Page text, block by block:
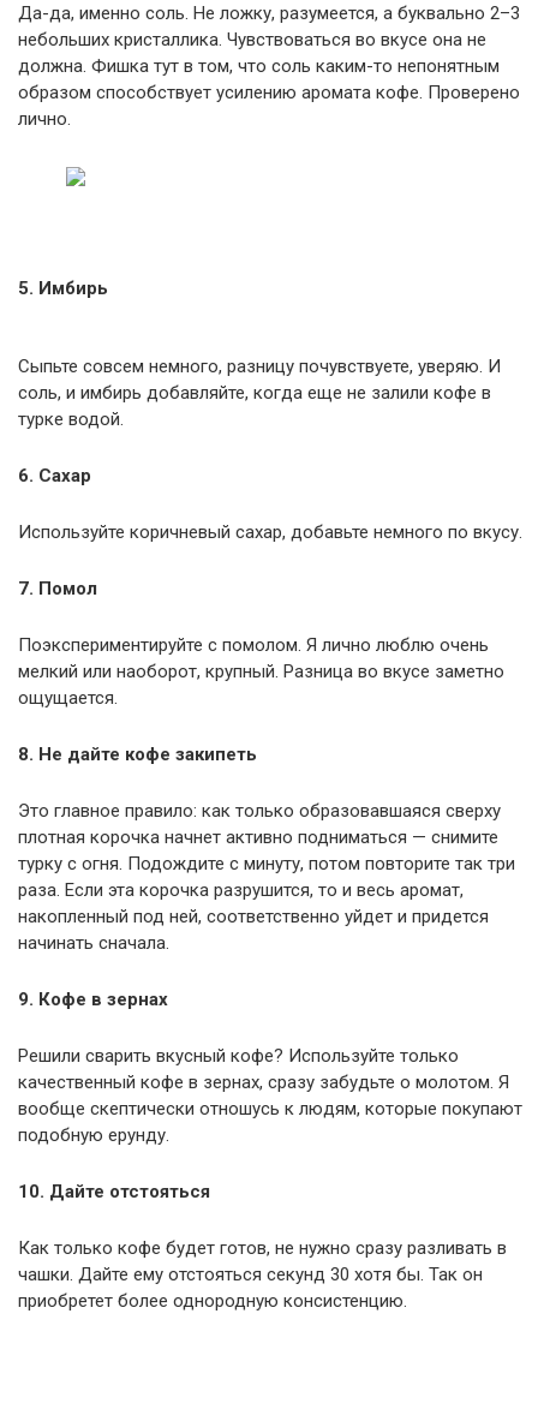
Да-да, именно соль. Не ложку, разумеется, а буквально 2–3
небольших кристаллика. Чувствоваться во вкусе она не
должна. Фишка тут в том, что соль каким-то непонятным
образом способствует усилению аромата кофе. Проверено
лично.
5. Имбирь
Сыпьте совсем немного, разницу почувствуете, уверяю. И
соль, и имбирь добавляйте, когда еще не залили кофе в
турке водой.
6. Сахар
Используйте коричневый сахар, добавьте немного по вкусу.
7. Помол
Поэкспериментируйте с помолом. Я лично люблю очень
мелкий или наоборот, крупный. Разница во вкусе заметно
ощущается.
8. Не дайте кофе закипеть
Это главное правило: как только образовавшаяся сверху
плотная корочка начнет активно подниматься — снимите
турку с огня. Подождите с минуту, потом повторите так три
раза. Если эта корочка разрушится, то и весь аромат,
накопленный под ней, соответственно уйдет и придется
начинать сначала.
9. Кофе в зернах
Решили сварить вкусный кофе? Используйте только
качественный кофе в зернах, сразу забудьте о молотом. Я
вообще скептически отношусь к людям, которые покупают
подобную ерунду.
10. Дайте отстояться
Как только кофе будет готов, не нужно сразу разливать в
чашки. Дайте ему отстояться секунд 30 хотя бы. Так он
приобретет более однородную консистенцию.